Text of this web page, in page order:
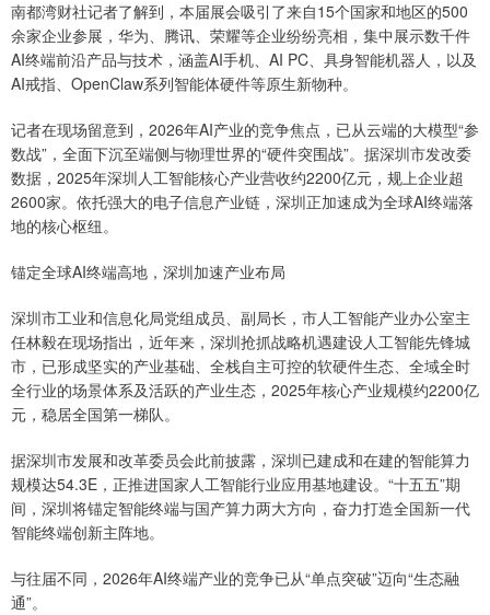
南都湾财社记者了解到，本届展会吸引了来自15个国家和地区的500
余家企业参展，华为、腾讯、荣耀等企业纷纷亮相，集中展示数千件
AI终端前沿产品与技术，涵盖AI手机、AI PC、具身智能机器人，以及
AI戒指、OpenClaw系列智能体硬件等原生新物种。
记者在现场留意到，2026年AI产业的竞争焦点，已从云端的大模型“参
数战”，全面下沉至端侧与物理世界的“硬件突围战”。据深圳市发改委
数据，2025年深圳人工智能核心产业营收约2200亿元，规上企业超
2600家。依托强大的电子信息产业链，深圳正加速成为全球AI终端落
地的核心枢纽。
锚定全球AI终端高地，深圳加速产业布局
深圳市工业和信息化局党组成员、副局长，市人工智能产业办公室主
任林毅在现场指出，近年来，深圳抢抓战略机遇建设人工智能先锋城
市，已形成坚实的产业基础、全栈自主可控的软硬件生态、全域全时
全行业的场景体系及活跃的产业生态，2025年核心产业规模约2200亿
元，稳居全国第一梯队。
据深圳市发展和改革委员会此前披露，深圳已建成和在建的智能算力
规模达54.3E，正推进国家人工智能行业应用基地建设。“十五五”期
间，深圳将锚定智能终端与国产算力两大方向，奋力打造全国新一代
智能终端创新主阵地。
与往届不同，2026年AI终端产业的竞争已从“单点突破”迈向“生态融
通”。